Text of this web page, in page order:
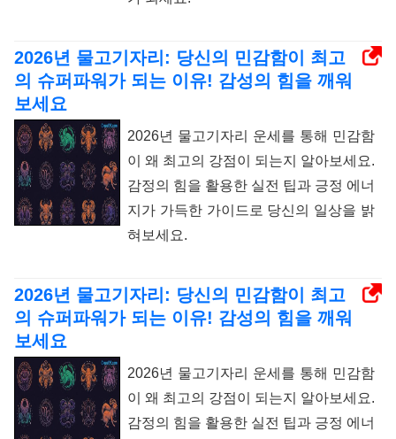
2026년 물고기자리: 당신의 민감함이 최고
의 슈퍼파워가 되는 이유! 감성의 힘을 깨워
보세요
2026년 물고기자리 운세를 통해 민감함
이 왜 최고의 강점이 되는지 알아보세요.
감정의 힘을 활용한 실전 팁과 긍정 에너
지가 가득한 가이드로 당신의 일상을 밝
혀보세요.
2026년 물고기자리: 당신의 민감함이 최고
의 슈퍼파워가 되는 이유! 감성의 힘을 깨워
보세요
2026년 물고기자리 운세를 통해 민감함
이 왜 최고의 강점이 되는지 알아보세요.
감정의 힘을 활용한 실전 팁과 긍정 에너